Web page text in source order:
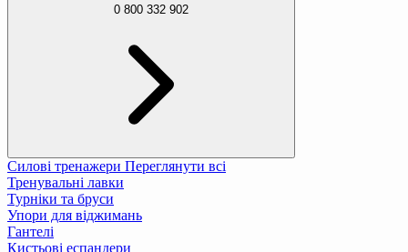
0 800 332 902
Силові тренажери Переглянути всі
Тренувальні лавки
Турніки та бруси
Упори для віджимань
Гантелі
Кистьові еспандери